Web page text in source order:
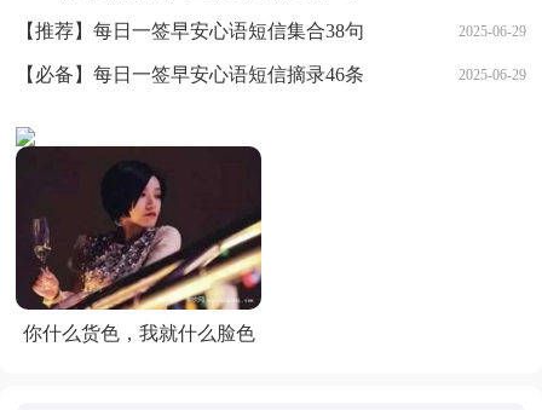
【推荐】每日一签早安心语短信集合38句 2025-06-29
【必备】每日一签早安心语短信摘录46条 2025-06-29
你什么货色，我就什么脸色